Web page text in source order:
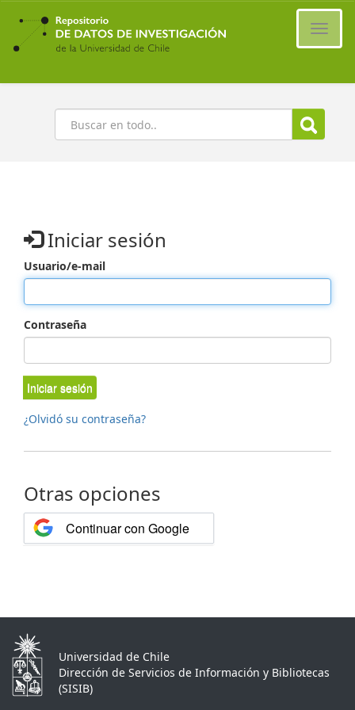
Ir
contenido
principal
Buscar
Iniciar sesión
Usuario/e-mail
Contraseña
Iniciar sesión
¿Olvidó su contraseña?
Otras opciones
Continuar con Google
Universidad de Chile
Dirección de Servicios de Información y Bibliotecas
(SISIB)